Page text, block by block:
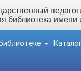
библиотека